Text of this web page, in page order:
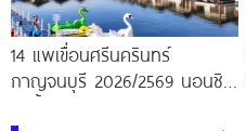
14 แพเขื่อนศรีนครินทร์
กาญจนบุรี 2026/2569 นอนชิล